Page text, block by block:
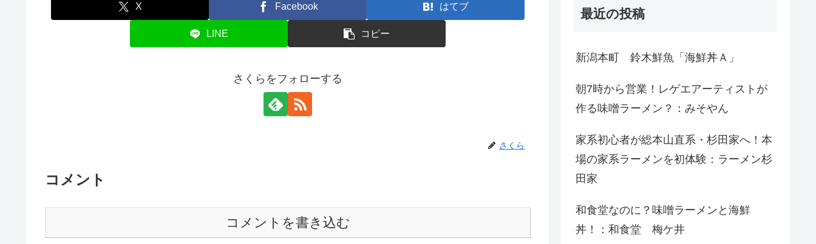
X Facebook はてブ
LINE コピー
さくらをフォローする
さくら
コメント
コメントを書き込む
最近の投稿
新潟本町 鈴木鮮魚「海鮮丼Ａ」
朝7時から営業！レゲエアーティストが
作る味噌ラーメン？：みそやん
家系初心者が総本山直系・杉田家へ！本
場の家系ラーメンを初体験：ラーメン杉
田家
和食堂なのに？味噌ラーメンと海鮮
丼！：和食堂 梅ケ井